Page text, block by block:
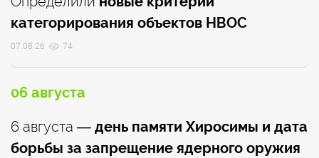
категорирования объектов НВОС
07.08.26 74
06 августа
6 августа — день памяти Хиросимы и дата
борьбы за запрещение ядерного оружия